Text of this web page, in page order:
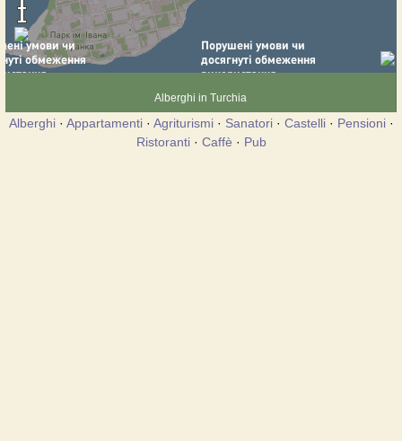
Alberghi in Turchia
Alberghi· Appartamenti· Agriturismi· Sanatori· Castelli· Pensioni·
Ristoranti· Caffè · Pub